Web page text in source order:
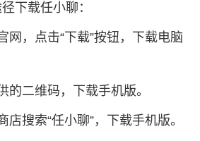
下载任小聊：
网 ，点击“下载”按钮，下载电脑
的二维码，下载手机版。
店搜索“任小聊”，下载手机版。